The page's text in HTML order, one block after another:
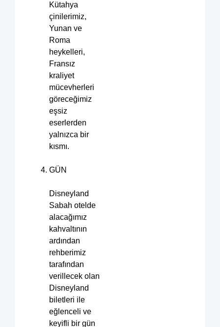
Kütahya
çinilerimiz,
Yunan ve
Roma
heykelleri,
Fransız
kraliyet
mücevherleri
göreceğimiz
eşsiz
eserlerden
yalnızca bir
kısmı.
GÜN
Disneyland
Sabah otelde
alacağımız
kahvaltının
ardından
rehberimiz
tarafından
verillecek olan
Disneyland
biletleri ile
eğlenceli ve
keyifli bir gün